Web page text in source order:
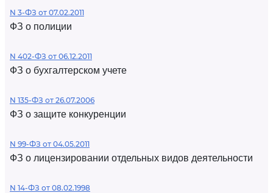
N 3-ФЗ от 07.02.2011
ФЗ о полиции
N 402-ФЗ от 06.12.2011
ФЗ о бухгалтерском учете
N 135-ФЗ от 26.07.2006
ФЗ о защите конкуренции
N 99-ФЗ от 04.05.2011
ФЗ о лицензировании отдельных видов деятельности
N 14-ФЗ от 08.02.1998